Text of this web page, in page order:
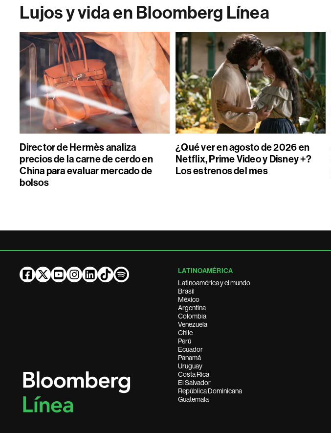
Lujos y vida en Bloomberg Línea
Director de Hermès analiza
precios de la carne de cerdo en
China para evaluar mercado de
bolsos
¿Qué ver en agosto de 2026 en
Netflix, Prime Video y Disney +?
Los estrenos del mes
LATINOAMÉRICA
Latinoamérica y el mundo
Brasil
México
Argentina
Colombia
Venezuela
Chile
Perú
Ecuador
Panamá
Uruguay
Costa Rica
El Salvador
República Dominicana
Guatemala